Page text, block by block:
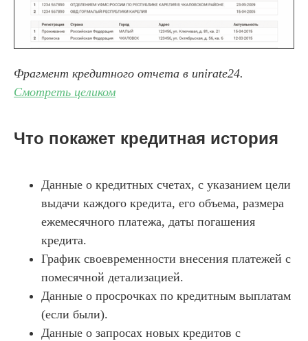
Фрагмент кредитного отчета в unirate24.
Смотреть целиком
Что покажет кредитная история
Данные о кредитных счетах, с указанием цели
выдачи каждого кредита, его объема, размера
ежемесячного платежа, даты погашения
кредита.
График своевременности внесения платежей с
помесячной детализацией.
Данные о просрочках по кредитным выплатам
(если были).
Данные о запросах новых кредитов с